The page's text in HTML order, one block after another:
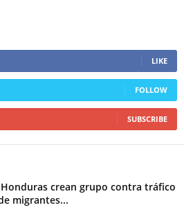
LIKE
FOLLOW
SUBSCRIBE
Honduras crean grupo contra tráfico
migrantes...